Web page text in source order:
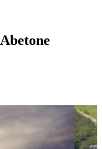
Abetone